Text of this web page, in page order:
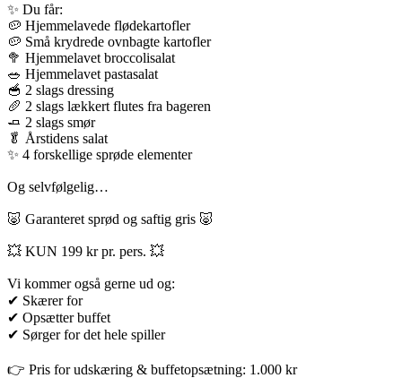
✨ Du får:
🥔 Hjemmelavede flødekartofler
🥔 Små krydrede ovnbagte kartofler
🥦 Hjemmelavet broccolisalat
🥗 Hjemmelavet pastasalat
🥣 2 slags dressing
🥖 2 slags lækkert flutes fra bageren
🧈 2 slags smør
🥬 Årstidens salat
✨ 4 forskellige sprøde elementer
Og selvfølgelig…
🐷 Garanteret sprød og saftig gris 🐷
💥 KUN 199 kr pr. pers. 💥
Vi kommer også gerne ud og:
✔ Skærer for
✔ Opsætter buffet
✔ Sørger for det hele spiller
👉 Pris for udskæring & buffetopsætning: 1.000 kr